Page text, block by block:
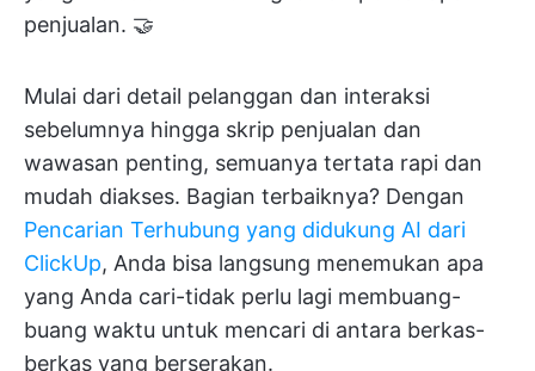
penjualan. 🤝
Mulai dari detail pelanggan dan interaksi
sebelumnya hingga skrip penjualan dan
wawasan penting, semuanya tertata rapi dan
mudah diakses. Bagian terbaiknya? Dengan
Pencarian Terhubung yang didukung AI dari
ClickUp, Anda bisa langsung menemukan apa
yang Anda cari-tidak perlu lagi membuang-
buang waktu untuk mencari di antara berkas-
berkas yang berserakan.